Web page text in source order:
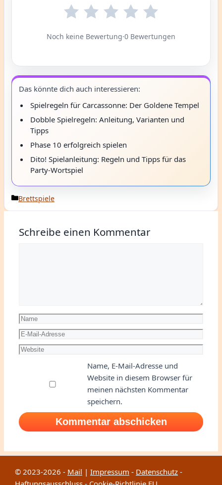
Noch keine Bewertung·0 Bewertungen
Das könnte dich auch interessieren:
Spielregeln für Carcassonne: Der Goldene Tempel
Dobble Spielregeln: Anleitung, Varianten und
Tipps
Phase 10 erfolgreich spielen
Dito! Spielanleitung: Regeln und Tipps für das
Party-Wortspiel
Kategorien
Brettspiele
Schreibe einen Kommentar
Name
E-
Mail-
Website
Name, E-Mail-Adresse und
Website in diesem Browser für
meinen nächsten Kommentar
speichern.
© 2023-2026 - Mail | Impressum - Datenschutz -